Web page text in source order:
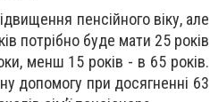
пенсійного віку, але
потрібно буде мати 25 років
менш 15 років - в 65 років.
допомогу при досягненні 63